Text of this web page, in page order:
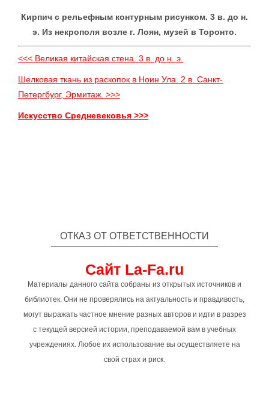
Кирпич с рельефным контурным рисунком. 3 в. до н.
э. Из некрополя возле г. Лоян, музей в Торонто.
<<< Великая китайская стена. 3 в. до н. э.
Шелковая ткань из раскопок в Ноин Ула. 2 в. Санкт-
Петергбург, Эрмитаж. >>>
Искусство Средневековья >>>
ОТКАЗ ОТ ОТВЕТСТВЕННОСТИ
Сайт La-Fa.ru
Материалы данного сайта собраны из открытых источников и
библиотек. Они не проверялись на актуальность и правдивость,
могут выражать частное мнение разных авторов и идти в разрез
с текущей версией истории, преподаваемой вам в учебных
учреждениях. Любое их использование вы осуществляете на
свой страх и риск.